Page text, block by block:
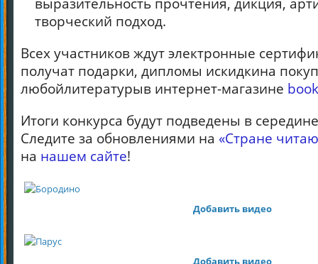
творческий подход.
Всех участников ждут электронные
получат подарки, дипломы искидкина
любойлитературыв интернет-магазине
Итоги конкурса будут подведены в
Следите за обновлениями на «Стране
на нашем сайте!
Добавить видео
Добавить видео